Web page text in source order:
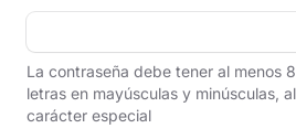
La contraseña debe tener al menos
letras en mayúsculas y minúsculas,
carácter especial